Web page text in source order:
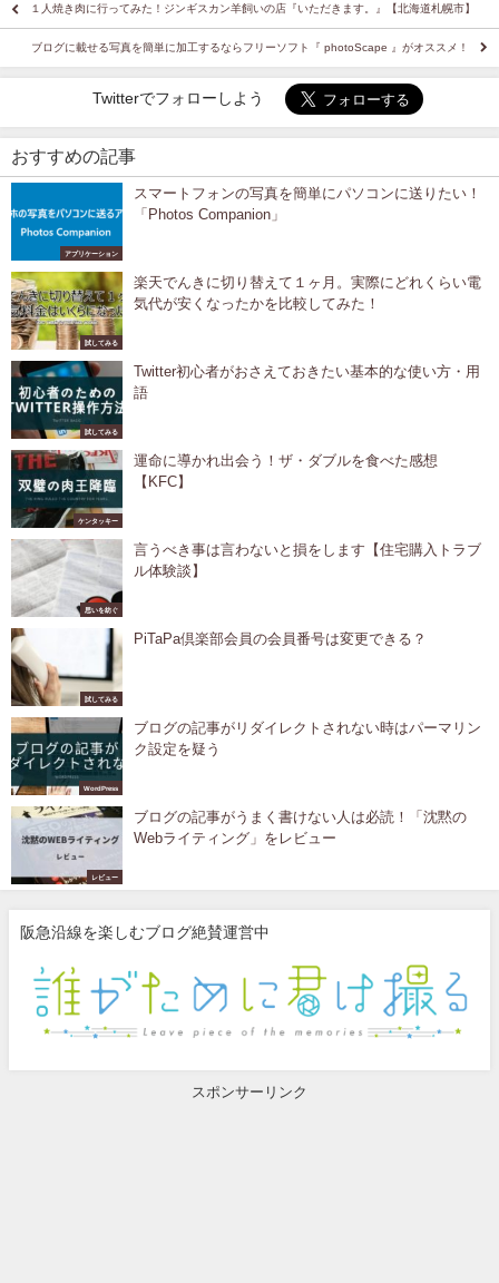
１人焼き肉に行ってみた！ジンギスカン羊飼いの店『いただきます。』【北海道札幌市】
ブログに載せる写真を簡単に加工するならフリーソフト『 photoScape 』がオススメ！
Twitterでフォローしよう
おすすめの記事
アプリケーション
スマートフォンの写真を簡単にパソコンに送りたい！
「Photos Companion」
試してみる
楽天でんきに切り替えて１ヶ月。実際にどれくらい電
気代が安くなったかを比較してみた！
試してみる
Twitter初心者がおさえておきたい基本的な使い方・用
語
ケンタッキー
運命に導かれ出会う！ザ・ダブルを食べた感想
【KFC】
思いを紡ぐ
言うべき事は言わないと損をします【住宅購入トラブ
ル体験談】
試してみる
PiTaPa倶楽部会員の会員番号は変更できる？
WordPress
ブログの記事がリダイレクトされない時はパーマリン
ク設定を疑う
レビュー
ブログの記事がうまく書けない人は必読！「沈黙の
Webライティング」をレビュー
阪急沿線を楽しむブログ絶賛運営中
スポンサーリンク